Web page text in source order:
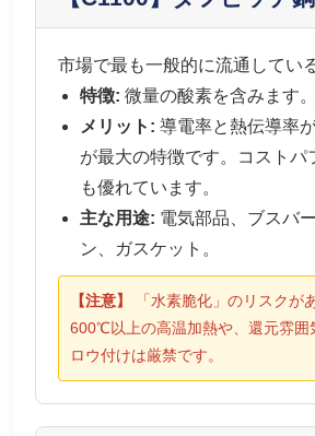
市場で最も一般的に流通してい
特徴: 微量の酸素を含みます。
メリット: 導電率と熱伝導率
が最大の特徴です。コストパ
も優れています。
主な用途: 電気部品、ブスバ
ン、ガスケット。
【注意】
「水素脆化」のリスクが
600℃以上の高温加熱や、還元雰囲
ロウ付けは厳禁です。